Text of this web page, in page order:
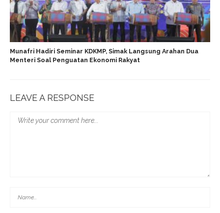
Munafri Hadiri Seminar KDKMP, Simak Langsung Arahan Dua
Menteri Soal Penguatan Ekonomi Rakyat
LEAVE A RESPONSE